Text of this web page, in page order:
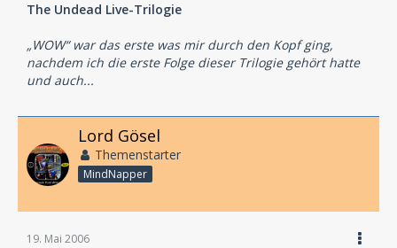
The Undead Live-Trilogie
„WOW“ war das erste was mir durch den Kopf ging,
nachdem ich die erste Folge dieser Trilogie gehört hatte
und auch...
Lord Gösel
Themenstarter
MindNapper
19. Mai 2006